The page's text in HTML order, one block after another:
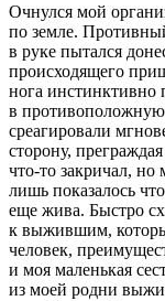
Очнулся мой
по земле.
в руке пытался
происходящего
нога инстинктивно
в
среагировали
сторону,
что-то закричал, но
лишь показалось
еще жива. Быстро
к выжившим,
человек,
и моя маленькая
из моей родни